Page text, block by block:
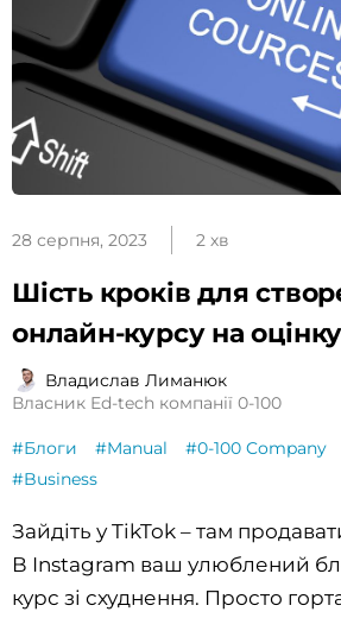
28 серпня, 2023 2 хв
Шість кроків для
онлайн-курсу на
Владислав Лиманюк
Власник Ed-tech компанії 0-100
#Блоги #Manual #0-100 Company
#Business
Зайдіть у TikTok – там
В Instagram ваш улюблений
курс зі схуднення. Просто